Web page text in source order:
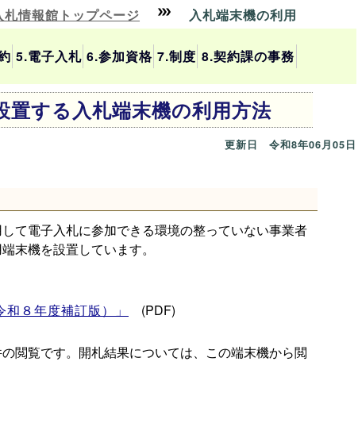
札情報館トップページ 入札端末機の利用
5.電子入札 6.参加資格 7.制度 8.契約課の事務
置する入札端末機の利用方法
更新日 令和8年06月05日
て電子入札に参加できる環境の整っていない事業者
末機を設置しています。
８年度補訂版）」 (PDF)
閲覧です。開札結果については、この端末機から閲